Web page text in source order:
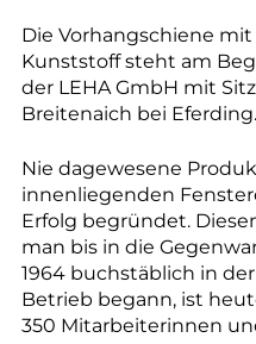
Die Vorhangschiene
Kunststoff steht am
der LEHA GmbH mit
Breitenaich bei Eferding.
Nie dagewesene
innenliegenden
Erfolg begründet.
man bis in die
1964 buchstäblich in
Betrieb begann, ist
350 Mitarbeiterinnen